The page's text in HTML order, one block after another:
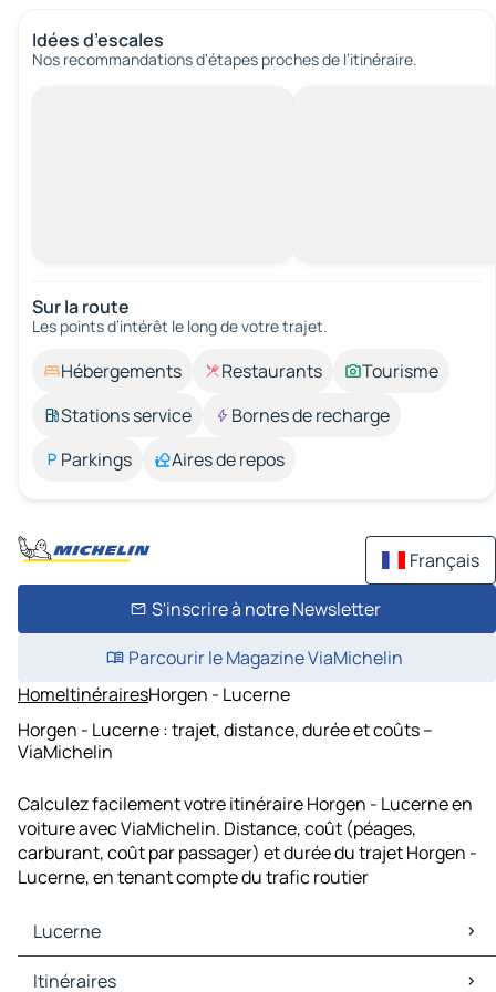
Idées d’escales
Nos recommandations d'étapes proches de l’itinéraire.
Sur la route
Les points d’intérêt le long de votre trajet.
Hébergements Restaurants
Tourisme
Stations service
Bornes de recharge
Parkings
Aires de repos
Français
S'inscrire à notre Newsletter
Parcourir le Magazine ViaMichelin
HomeItinérairesHorgen - Lucerne
Horgen - Lucerne : trajet, distance, durée et coûts –
ViaMichelin
Calculez facilement votre itinéraire Horgen - Lucerne en
voiture avec ViaMichelin. Distance, coût (péages,
carburant, coût par passager) et durée du trajet Horgen -
Lucerne, en tenant compte du trafic routier
Lucerne
Lucerne Cartes et plans
Itinéraires